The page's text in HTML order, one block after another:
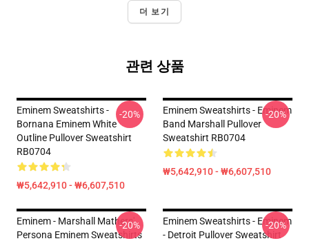
더 보기
관련 상품
Eminem Sweatshirts -
Bornana Eminem White
Outline Pullover Sweatshirt
RB0704
₩5,642,910 - ₩6,607,510
-20%
Eminem Sweatshirts - Eminem
Band Marshall Pullover
Sweatshirt RB0704
₩5,642,910 - ₩6,607,510
-20%
Eminem - Marshall Mathers'
Persona Eminem Sweatshirts
-20%
Eminem Sweatshirts - Eminem
- Detroit Pullover Sweatshirt
-20%